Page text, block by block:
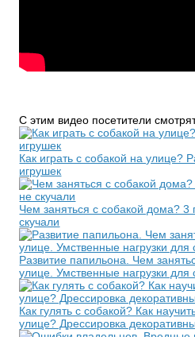
С этим видео посетители
Как играть с собакой на улице?
игрушек
Чем заняться с собакой дома?
скучали
Развитие папильона. Чем
улице. Умственные нагрузки для
Как гулять с собакой? Как
улице? Дрессировка